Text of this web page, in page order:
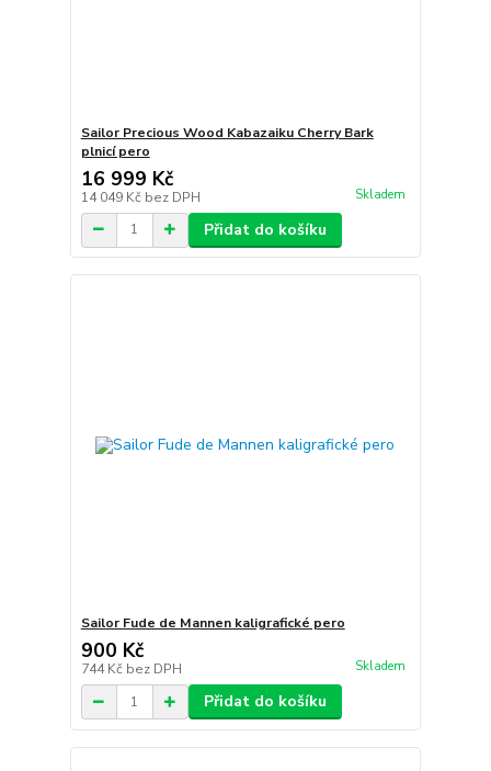
Sailor Precious Wood Kabazaiku Cherry Bark
plnicí pero
16 999 Kč
14 049 Kč bez DPH Skladem
Přidat do košíku
Sailor Fude de Mannen kaligrafické pero
900 Kč
744 Kč bez DPH Skladem
Přidat do košíku